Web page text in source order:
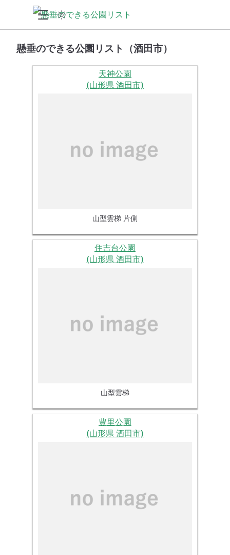
懸垂のできる公園リスト（酒田市）
天神公園
(山形県 酒田市)
山型雲梯 片側
住吉台公園
(山形県 酒田市)
山型雲梯
豊里公園
(山形県 酒田市)